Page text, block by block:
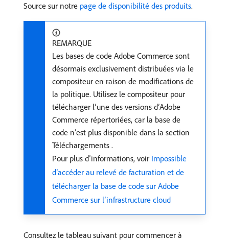
Source sur notre page de disponibilité des produits.
REMARQUE
Les bases de code Adobe Commerce sont
désormais exclusivement distribuées via le
compositeur en raison de modifications de
la politique. Utilisez le compositeur pour
télécharger l’une des versions d’Adobe
Commerce répertoriées, car la base de
code n’est plus disponible dans la section
Téléchargements .
Pour plus d’informations, voir Impossible
d’accéder au relevé de facturation et de
télécharger la base de code sur Adobe
Commerce sur l’infrastructure cloud
Consultez le tableau suivant pour commencer à